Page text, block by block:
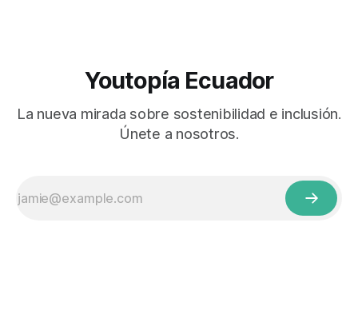
Youtopía Ecuador
La nueva mirada sobre sostenibilidad e inclusión.
Únete a nosotros.